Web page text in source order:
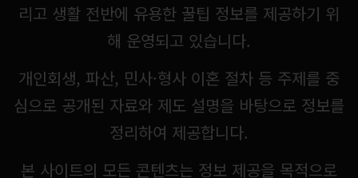
리고 생활 전반에 유용한 꿀팁 정보를 제공하기 위
해 운영되고 있습니다.
개인회생, 파산, 민사·형사 이혼 절차 등 주제를 중
심으로 공개된 자료와 제도 설명을 바탕으로 정보를
정리하여 제공합니다.
본 사이트의 모든 콘텐츠는 정보 제공을 목적으로